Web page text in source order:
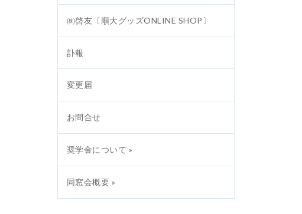
㈱啓友〔順大グッズONLINE SHOP〕
訃報
変更届
お問合せ
奨学金について »
同窓会概要 »